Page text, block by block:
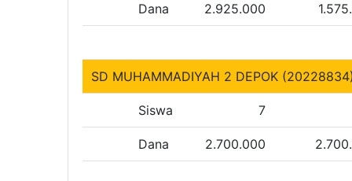
Dana 2.925.000
SD MUHAMMADIYAH 2 DEPOK
Siswa 7
Dana 2.700.000